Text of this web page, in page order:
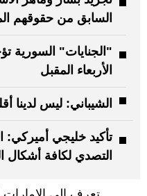
السابق من حقوقهم
"الجنايات" السورية
الأربعاء المقبل
الشيباني: ليس لدينا
تأكيد خليجي
التصدي لكافة أشكال